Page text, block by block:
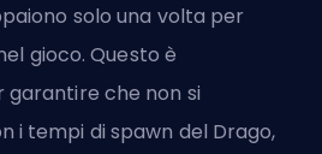
solo una volta per
gioco. Questo è
che non si
i tempi di spawn del Drago,